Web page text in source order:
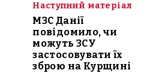
Наступний матеріал
МЗС Данії
повідомило, чи
можуть ЗСУ
застосовувати їх
зброю на Курщині